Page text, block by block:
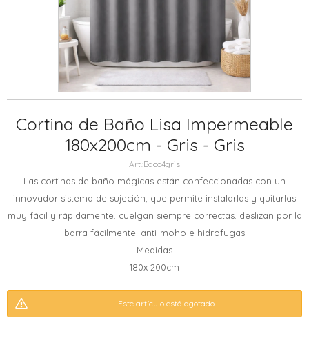
Cortina de Baño Lisa Impermeable
180x200cm - Gris - Gris
Baco4gris
Las cortinas de baño mágicas están confeccionadas con un
innovador sistema de sujeción, que permite instalarlas y quitarlas
muy fácil y rápidamente. cuelgan siempre correctas. deslizan por la
barra fácilmente. anti-moho e hidrofugas
Medidas
180x 200cm
Este artículo está agotado.